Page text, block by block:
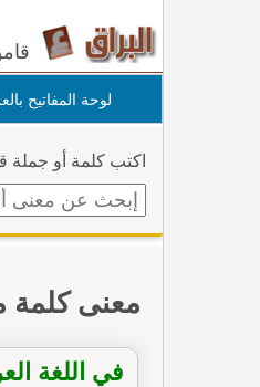
لوحة المفاتيح
اكتب كلمة أو
معنى
في اللغة